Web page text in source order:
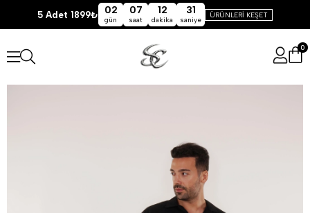
5 Adet 1899₺ 02
gün
07
saat
12
dakika
31
saniye
ÜRÜNLERİ KEŞET
0